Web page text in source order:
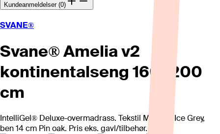
Kundeanmeldelser (0)
SVANE®
Svane® Amelia v2
kontinentalseng 160x200
cm
IntelliGel® Deluxe-overmadrass. Tekstil Moment Ice Grey,
ben 14 cm Pin oak. Pris eks. gavl/tilbehør.